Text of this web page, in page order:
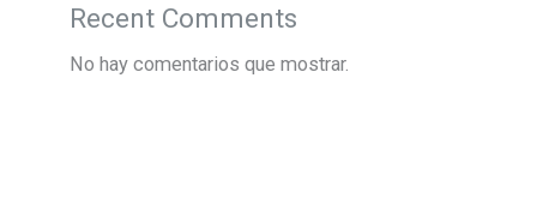
Recent Comments
No hay comentarios que mostrar.